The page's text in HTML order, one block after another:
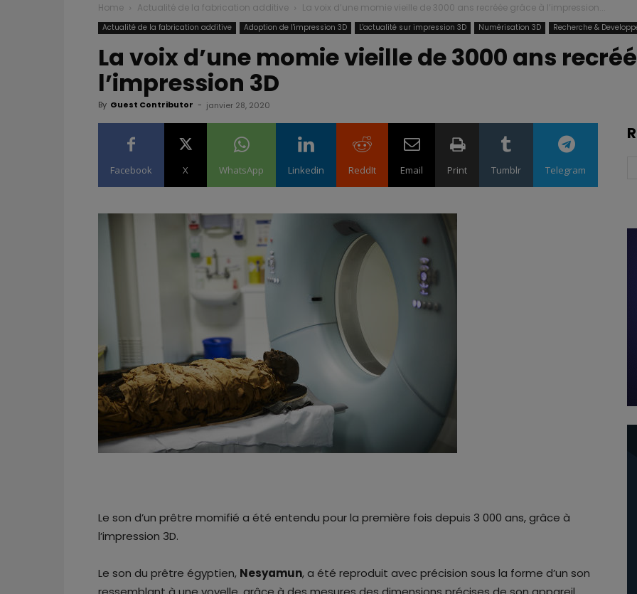
Home Actualité de la fabrication additive La voix d’une momie vieille de 3000 ans recréée grâce à l’impression...
Actualité de la fabrication additive Adoption de l'impression 3D L'actualité sur impression 3D Numérisation 3D Recherche &
La voix d’une momie vieille de 3000 ans
l’impression 3D
By Guest Contributor - janvier 28, 2020
Facebook X WhatsApp Linkedin ReddIt Email Print Tumblr Telegram
Le son d’un prêtre momifié a été entendu pour la première fois depuis 3 000 ans, grâce à
l’impression 3D.
Le son du prêtre égyptien, Nesyamun, a été reproduit avec précision sous la forme d’un son